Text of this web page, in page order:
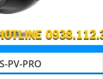
PV-PRO